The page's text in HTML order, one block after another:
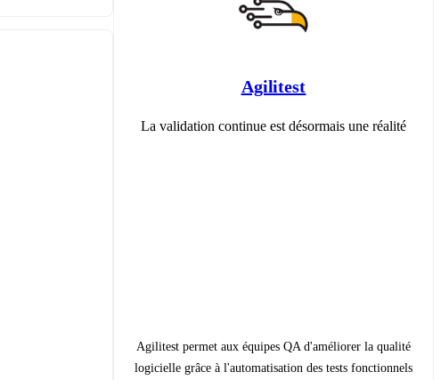
Agilitest
La validation continue est désormais une réalité
Agilitest permet aux équipes QA d'améliorer la qualité
logicielle grâce à l'automatisation des tests fonctionnels